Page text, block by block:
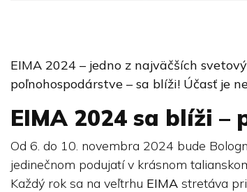
EIMA 2024 – jedno z najväčších
poľnohospodárstve – sa blíži! Účasť je
EIMA 2024 sa blíži –
Od 6. do 10. novembra 2024 bude
jedinečnom podujatí v krásnom
Každý rok sa na veľtrhu EIMA stretáva